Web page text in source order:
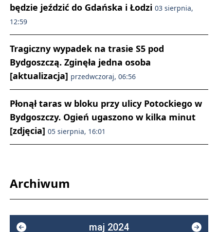
będzie jeździć do Gdańska i Łodzi 03 sierpnia,
12:59
Tragiczny wypadek na trasie S5 pod
Bydgoszczą. Zginęła jedna osoba
[aktualizacja] przedwczoraj, 06:56
Płonął taras w bloku przy ulicy Potockiego w
Bydgoszczy. Ogień ugaszono w kilka minut
[zdjęcia] 05 sierpnia, 16:01
Archiwum
maj 2024